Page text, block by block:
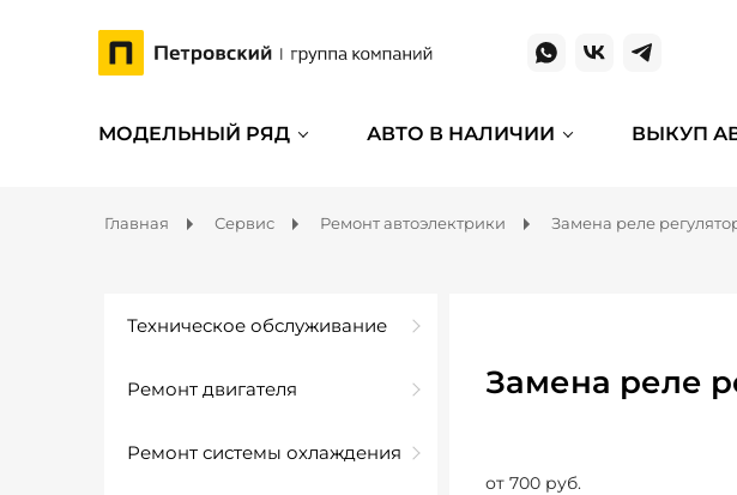
МОДЕЛЬНЫЙ РЯД АВТО В НАЛИЧИИ ВЫКУП
Главная Сервис Ремонт автоэлектрики Замена реле
Техническое обслуживание
Ремонт двигателя
Ремонт системы охлаждения
Замена реле
от 700 руб.